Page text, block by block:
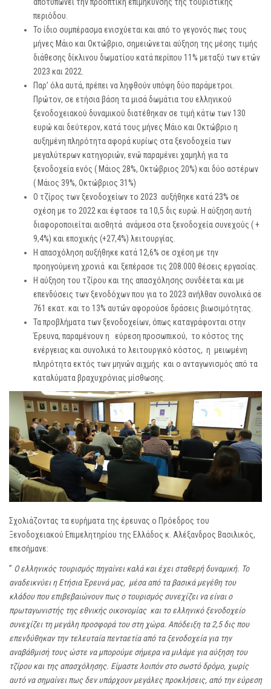
περιόδου.
Το ίδιο συμπέρασμα ενισχύεται και από το γεγονός πως τους
μήνες Μάιο και Οκτώβριο, σημειώνεται αύξηση της μέσης τιμής
διάθεσης δίκλινου δωματίου κατά περίπου 11% μεταξύ των ετών
2023 και 2022.
Παρ’ όλα αυτά, πρέπει να ληφθούν υπόψη δύο παράμετροι.
Πρώτον, σε ετήσια βάση τα μισά δωμάτια του ελληνικού
ξενοδοχειακού δυναμικού διατέθηκαν σε τιμή κάτω των 130
ευρώ και δεύτερον, κατά τους μήνες Μάιο και Οκτώβριο η
αυξημένη πληρότητα αφορά κυρίως στα ξενοδοχεία των
μεγαλύτερων κατηγοριών, ενώ παραμένει χαμηλή για τα
ξενοδοχεία ενός ( Μάιος 28%, Οκτώβριος 20%) και δύο αστέρων
( Μάιος 39%, Οκτώβριος 31%)
Ο τζίρος των ξενοδοχείων το 2023 αυξήθηκε κατά 23% σε
σχέση με το 2022 και έφτασε τα 10,5 δις ευρώ. Η αύξηση αυτή
διαφοροποιείται αισθητά ανάμεσα στα ξενοδοχεία συνεχούς ( +
9,4%) και εποχικής (+27,4%) λειτουργίας.
Η απασχόληση αυξήθηκε κατά 12,6% σε σχέση με την
προηγούμενη χρονιά και ξεπέρασε τις 208.000 θέσεις εργασίας.
Η αύξηση του τζίρου και της απασχόλησης συνδέεται και με
επενδύσεις των ξενοδόχων που για το 2023 ανήλθαν συνολικά σε
761 εκατ. και το 13% αυτών αφορούσε δράσεις βιωσιμότητας.
Τα προβλήματα των ξενοδοχείων, όπως καταγράφονται στην
Έρευνα, παραμένουν η εύρεση προσωπικού, το κόστος της
ενέργειας και συνολικά το λειτουργικό κόστος, η μειωμένη
πληρότητα εκτός των μηνών αιχμής και ο ανταγωνισμός από τα
καταλύματα βραχυχρόνιας μίσθωσης.
Σχολιάζοντας τα ευρήματα της έρευνας ο Πρόεδρος του
Ξενοδοχειακού Επιμελητηρίου της Ελλάδος κ. Αλέξανδρος Βασιλικός,
επεσήμανε:
” Ο ελληνικός τουρισμός πηγαίνει καλά και έχει σταθερή δυναμική. Το
αναδεικνύει η Ετήσια Έρευνά μας, μέσα από τα βασικά μεγέθη του
κλάδου που επιβεβαιώνουν πως ο τουρισμός συνεχίζει να είναι ο
πρωταγωνιστής της εθνικής οικονομίας και το ελληνικό ξενοδοχείο
συνεχίζει τη μεγάλη προσφορά του στη χώρα. Απόδειξη τα 2,5 δις που
επενδύθηκαν την τελευταία πενταετία από τα ξενοδοχεία για την
αναβάθμισή τους ώστε να μπορούμε σήμερα να μιλάμε για αύξηση του
τζίρου και της απασχόλησης. Είμαστε λοιπόν στο σωστό δρόμο, χωρίς
αυτό να σημαίνει πως δεν υπάρχουν μεγάλες προκλήσεις, από την εύρεση